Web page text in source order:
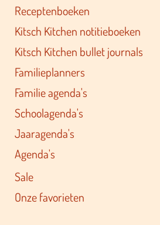
Receptenboeken
Kitsch Kitchen notitieboeken
Kitsch Kitchen bullet journals
Familieplanners
Familie agenda's
Schoolagenda's
Jaaragenda's
Agenda's
Sale
Onze favorieten